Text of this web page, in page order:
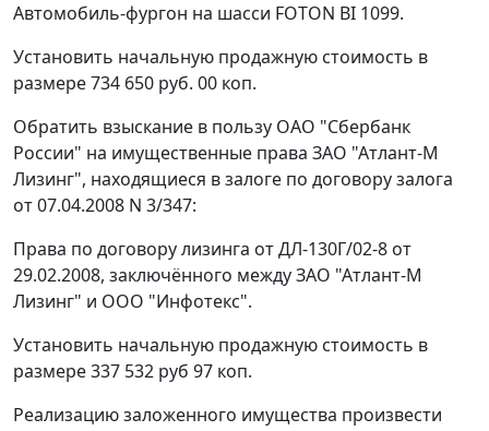
Автомобиль-фургон на шасси FOTON BI 1099.
Установить начальную продажную стоимость в
размере 734 650 руб. 00 коп.
Обратить взыскание в пользу ОАО "Сбербанк
России" на имущественные права ЗАО "Атлант-М
Лизинг", находящиеся в залоге по договору залога
от 07.04.2008 N 3/347:
Права по договору лизинга от ДЛ-130Г/02-8 от
29.02.2008, заключённого между ЗАО "Атлант-М
Лизинг" и ООО "Инфотекс".
Установить начальную продажную стоимость в
размере 337 532 руб 97 коп.
Реализацию заложенного имущества произвести